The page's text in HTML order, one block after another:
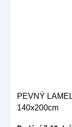
PEVNÝ
140x200cm